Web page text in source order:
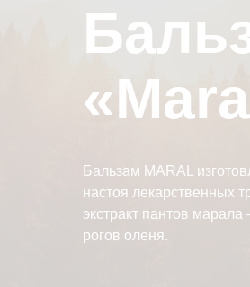
Бальзам MARAL
настоя лекарственных
экстракт пантов
рогов оленя.